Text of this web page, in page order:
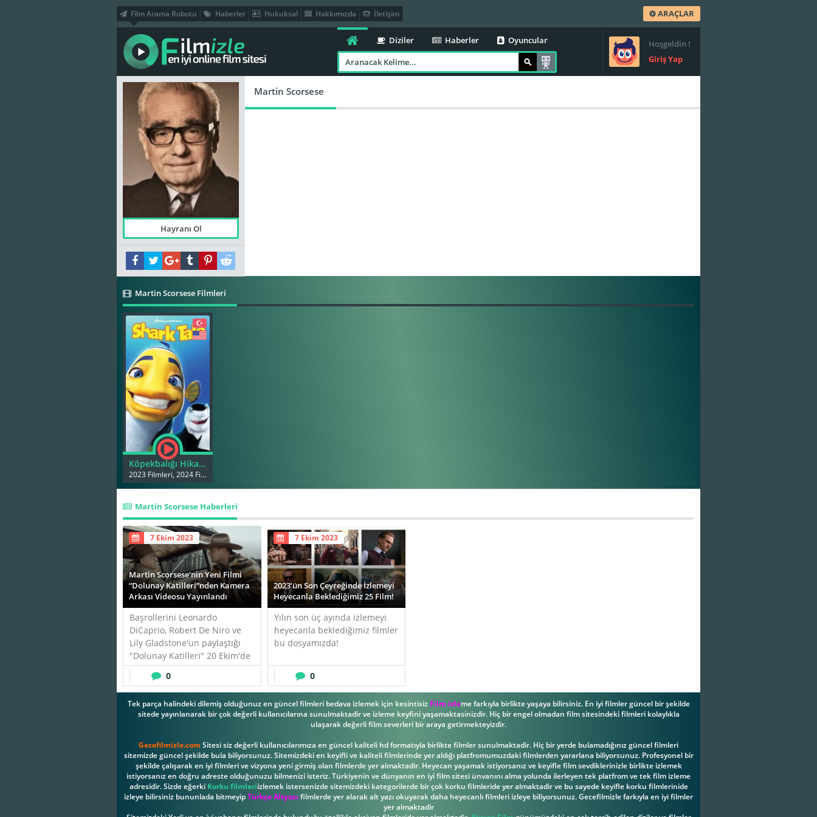
Film Arama Robotu Haberler Hukuksal Hakkımızda İletişim ARAÇLAR
Hoşgeldin !
Giriş Yap
Diziler Haberler Oyuncular
Hayranı Ol
Martin Scorsese
Martin Scorsese Filmleri
Köpekbalığı Hikayesi izle Türkçe dublaj izle
2023 Filmleri, 2024 Filmleri
Martin Scorsese Haberleri
7 Ekim 2023
Martin Scorsese’nin Yeni Filmi
“Dolunay Katilleri”nden Kamera
Arkası Videosu Yayınlandı
Başrollerini Leonardo
DiCaprio, Robert De Niro ve
Lily Gladstone'un paylaştığı
"Dolunay Katilleri" 20 Ekim'de
sinemalarda!
0
7 Ekim 2023
2023’ün Son Çeyreğinde İzlemeyi
Heyecanla Beklediğimiz 25 Film!
Yılın son üç ayında izlemeyi
heyecanla beklediğimiz filmler
bu dosyamızda!
0
Tek parça halindeki dilemiş olduğunuz en güncel filmleri bedava izlemek için kesintisiz Film izleme farkıyla birlikte yaşaya bilirsiniz. En iyi filmler güncel bir şekilde
sitede yayınlanarak bir çok değerli kullanıcılarına sunulmaktadir ve izleme keyfini yaşamaktasinizdir. Hiç bir engel olmadan film sitesindeki filmleri kolaylıkla
ulaşarak değerli film severleri bir araya getirmekteyizdir.
Gecefilmizle.com Sitesi siz değerli kullanıcılarımıza en güncel kaliteli hd formatıyla birlikte filmler sunulmaktadir. Hiç bir yerde bulamadığınız güncel filmleri
sitemizde güncel şekilde bula biliyorsunuz. Sitemizdeki en keyifli ve kaliteli filmlerinde yer aldığı platfromumuzdaki filmlerden yararlana biliyorsunuz. Profesyonel bir
şekilde çalışarak en iyi filmleri ve vizyona yeni girmiş olan filmlerde yer almaktadir. Heyecan yaşamak istiyorsanız ve keyifle film sevdiklerinizle birlikte izlemek
istiyorsanız en doğru adreste olduğunuzu bilmenizi isteriz. Türkiyenin ve dünyanın en iyi film sitesi ünvanını alma yolunda ilerleyen tek platfrom ve tek film izleme
adresidir. Sizde eğerki Korku filmleriizlemek istersenizde sitemizdeki kategorilerde bir çok korku filmleride yer almaktadir ve bu sayede keyifle korku filmlerinide
izleye bilirsiniz bununlada bitmeyipTürkçe Altyazı filmlerde yer alarak alt yazı okuyarak daha heyecanlı filmleri izleye biliyorsunuz. Gecefilmizle farkıyla en iyi filmler
yer almaktadir